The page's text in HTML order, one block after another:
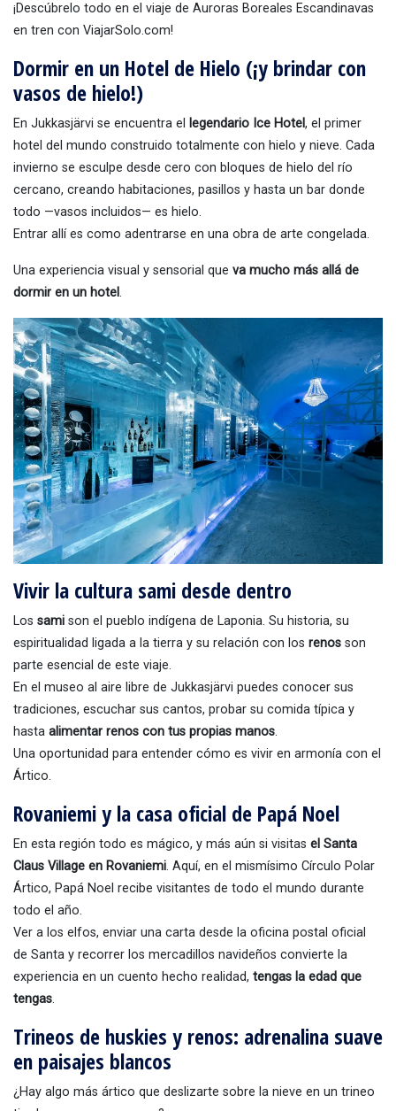
¡Descúbrelo todo en el viaje de Auroras Boreales Escandinavas
en tren con ViajarSolo.com!
Dormir en un Hotel de Hielo (¡y brindar con
vasos de hielo!)
En Jukkasjärvi se encuentra el legendario Ice Hotel, el primer
hotel del mundo construido totalmente con hielo y nieve. Cada
invierno se esculpe desde cero con bloques de hielo del río
cercano, creando habitaciones, pasillos y hasta un bar donde
todo —vasos incluidos— es hielo.
Entrar allí es como adentrarse en una obra de arte congelada.
Una experiencia visual y sensorial que va mucho más allá de
dormir en un hotel.
Vivir la cultura sami desde dentro
Los sami son el pueblo indígena de Laponia. Su historia, su
espiritualidad ligada a la tierra y su relación con los renos son
parte esencial de este viaje.
En el museo al aire libre de Jukkasjärvi puedes conocer sus
tradiciones, escuchar sus cantos, probar su comida típica y
hasta alimentar renos con tus propias manos.
Una oportunidad para entender cómo es vivir en armonía con el
Ártico.
Rovaniemi y la casa oficial de Papá Noel
En esta región todo es mágico, y más aún si visitas el Santa
Claus Village en Rovaniemi. Aquí, en el mismísimo Círculo Polar
Ártico, Papá Noel recibe visitantes de todo el mundo durante
todo el año.
Ver a los elfos, enviar una carta desde la oficina postal oficial
de Santa y recorrer los mercadillos navideños convierte la
experiencia en un cuento hecho realidad, tengas la edad que
tengas.
Trineos de huskies y renos: adrenalina suave
en paisajes blancos
¿Hay algo más ártico que deslizarte sobre la nieve en un trineo